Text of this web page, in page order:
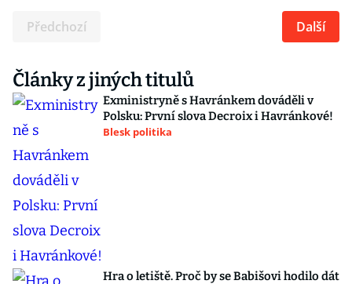
Předchozí Další
Články z jiných titulů
Exministryně s Havránkem dováděli v
Polsku: První slova Decroix i Havránkové!
Blesk politika
Hra o letiště. Proč by se Babišovi hodilo dát